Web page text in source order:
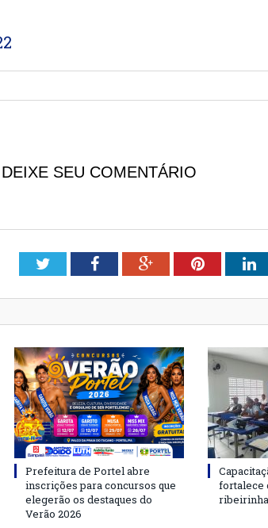
DEIXE SEU COMENTÁRIO
TwitterFacebookGoogle+Pinterest
Prefeitura de Portel abre
inscrições para concursos que
elegerão os destaques do
Verão 2026
fortalece